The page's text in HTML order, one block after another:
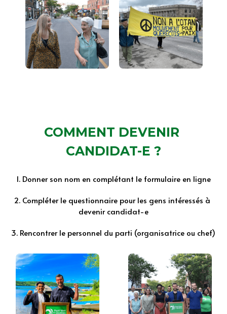
COMMENT DEVENIR
CANDIDAT-E ?
1. Donner son nom en complétant le formulaire en ligne
2. Compléter le questionnaire pour les gens intéressés à
devenir candidat-e
3. Rencontrer le personnel du parti (organisatrice ou chef)